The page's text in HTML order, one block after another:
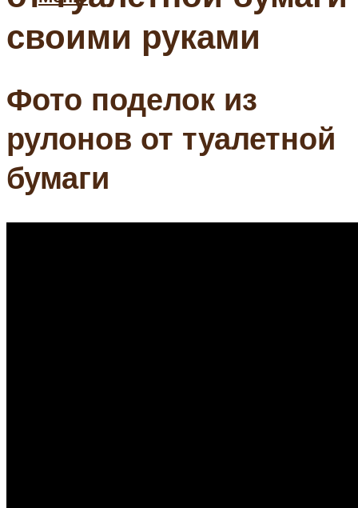
своими руками
Фото поделок из
рулонов от туалетной
бумаги